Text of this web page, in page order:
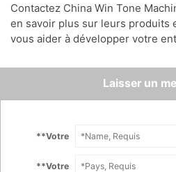
Contactez China Win Tone
en savoir plus sur leurs produits
vous aider à développer votre
Laisser un
**Votre
**Votre